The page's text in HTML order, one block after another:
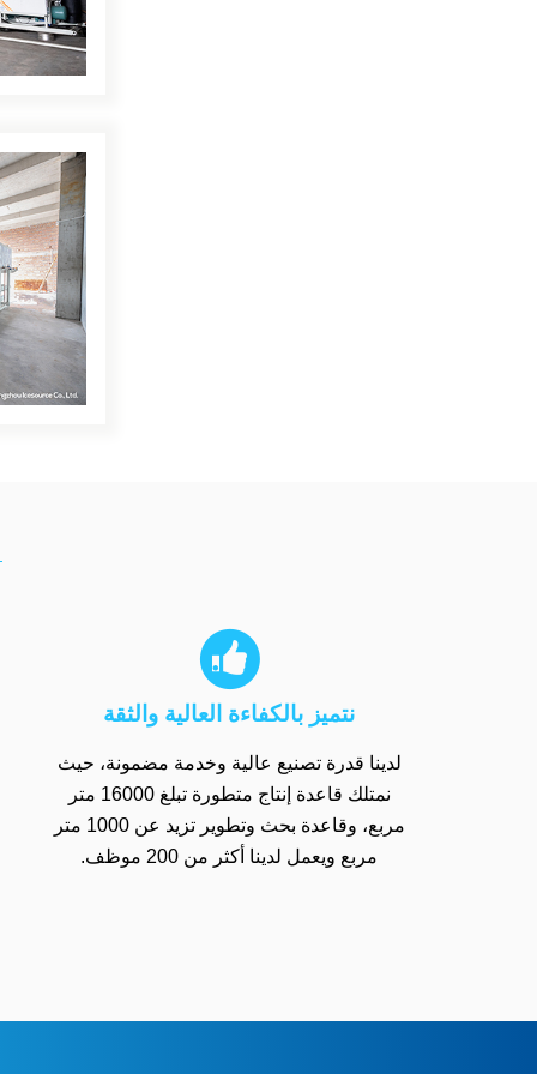

نتميز بالكفاءة العالية والثقة
لدينا قدرة تصنيع عالية وخدمة مضمونة، حيث
نمتلك قاعدة إنتاج متطورة تبلغ 16000 متر
مربع، وقاعدة بحث وتطوير تزيد عن 1000 متر
مربع ويعمل لدينا أكثر من 200 موظف.